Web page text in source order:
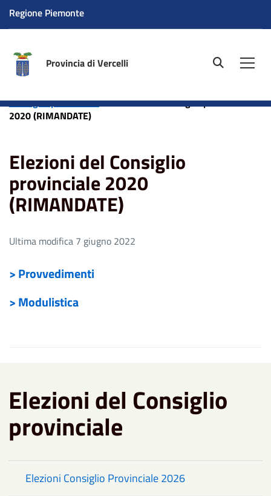
Regione Piemonte
Provincia di Vercelli site.searc
Consiglio provinciale
Elezioni del Consiglio provinciale
2020 (RIMANDATE)
Elezioni del Consiglio
provinciale 2020
(RIMANDATE)
Ultima modifica 7 giugno 2022
> Provvedimenti
> Modulistica
Elezioni del Consiglio
provinciale
Elezioni Consiglio Provinciale 2026